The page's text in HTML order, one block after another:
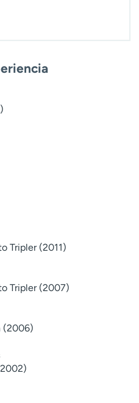
Tripler (2011)
Tripler (2007)
(2006)